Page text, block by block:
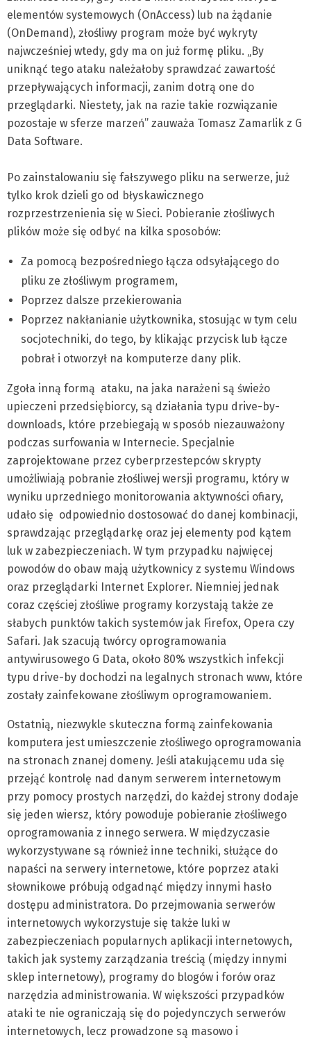
elementów systemowych (OnAccess) lub na żądanie
(OnDemand), złośliwy program może być wykryty
najwcześniej wtedy, gdy ma on już formę pliku. „By
uniknąć tego ataku należałoby sprawdzać zawartość
przepływających informacji, zanim dotrą one do
przeglądarki. Niestety, jak na razie takie rozwiązanie
pozostaje w sferze marzeń” zauważa Tomasz Zamarlik z G
Data Software.
Po zainstalowaniu się fałszywego pliku na serwerze, już
tylko krok dzieli go od błyskawicznego
rozprzestrzenienia się w Sieci. Pobieranie złośliwych
plików może się odbyć na kilka sposobów:
Za pomocą bezpośredniego łącza odsyłającego do
pliku ze złośliwym programem,
Poprzez dalsze przekierowania
Poprzez nakłanianie użytkownika, stosując w tym celu
socjotechniki, do tego, by klikając przycisk lub łącze
pobrał i otworzył na komputerze dany plik.
Zgoła inną formą ataku, na jaka narażeni są świeżo
upieczeni przedsiębiorcy, są działania typu drive-by-
downloads, które przebiegają w sposób niezauważony
podczas surfowania w Internecie. Specjalnie
zaprojektowane przez cyberprzestepców skrypty
umożliwiają pobranie złośliwej wersji programu, który w
wyniku uprzedniego monitorowania aktywności ofiary,
udało się odpowiednio dostosować do danej kombinacji,
sprawdzając przeglądarkę oraz jej elementy pod kątem
luk w zabezpieczeniach. W tym przypadku najwięcej
powodów do obaw mają użytkownicy z systemu Windows
oraz przeglądarki Internet Explorer. Niemniej jednak
coraz częściej złośliwe programy korzystają także ze
słabych punktów takich systemów jak Firefox, Opera czy
Safari. Jak szacują twórcy oprogramowania
antywirusowego G Data, około 80% wszystkich infekcji
typu drive-by dochodzi na legalnych stronach www, które
zostały zainfekowane złośliwym oprogramowaniem.
Ostatnią, niezwykle skuteczna formą zainfekowania
komputera jest umieszczenie złośliwego oprogramowania
na stronach znanej domeny. Jeśli atakującemu uda się
przejąć kontrolę nad danym serwerem internetowym
przy pomocy prostych narzędzi, do każdej strony dodaje
się jeden wiersz, który powoduje pobieranie złośliwego
oprogramowania z innego serwera. W międzyczasie
wykorzystywane są również inne techniki, służące do
napaści na serwery internetowe, które poprzez ataki
słownikowe próbują odgadnąć między innymi hasło
dostępu administratora. Do przejmowania serwerów
internetowych wykorzystuje się także luki w
zabezpieczeniach popularnych aplikacji internetowych,
takich jak systemy zarządzania treścią (między innymi
sklep internetowy), programy do blogów i forów oraz
narzędzia administrowania. W większości przypadków
ataki te nie ograniczają się do pojedynczych serwerów
internetowych, lecz prowadzone są masowo i